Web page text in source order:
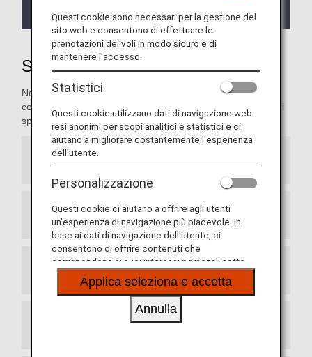
del servizio punti di upgrade
Scopri l'ospitalità ANA
Noi di ANA ci prendiamo cura del tuo comfort e della tua
comodità. In questa sezione troverai informazioni sui servizi
speciali riservati ai nostri clienti più importanti.
Accesso alla lounge dell'aeroporto
Servizio di concierge aeroportuale
Premi per l'upgrade dei posti ANA
Questi cookie sono necessari per la gestione del
sito web e consentono di effettuare le
prenotazioni dei voli in modo sicuro e di
mantenere l'accesso.
Statistici
Questi cookie utilizzano dati di navigazione web
resi anonimi per scopi analitici e statistici e ci
aiutano a migliorare costantemente l'esperienza
dell'utente.
Personalizzazione
Questi cookie ci aiutano a offrire agli utenti
un'esperienza di navigazione più piacevole. In
base ai dati di navigazione dell'utente, ci
consentono di offrire contenuti che
corrispondono ai suoi interessi personali sotto
forma di siti web, e-mail, social media e pubblicità.
Applica seleziona e accetta
Annulla